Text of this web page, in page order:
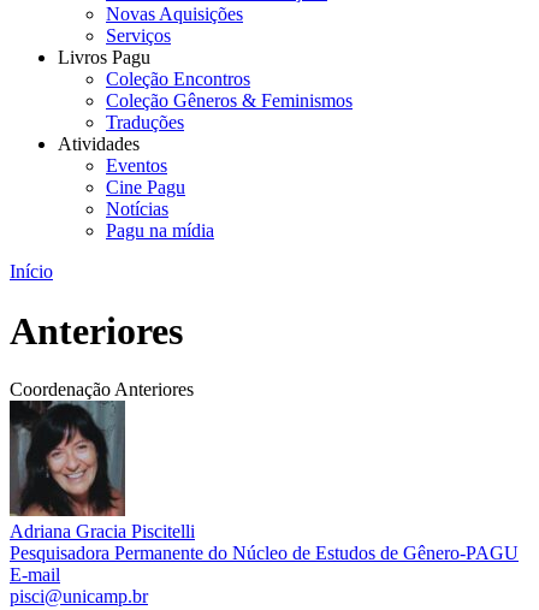
Novas Aquisições
Serviços
Livros Pagu
Coleção Encontros
Coleção Gêneros & Feminismos
Traduções
Atividades
Eventos
Cine Pagu
Notícias
Pagu na mídia
Início
Anteriores
Coordenação Anteriores
Adriana Gracia Piscitelli
Pesquisadora Permanente do Núcleo de Estudos de Gênero-PAGU
E-mail
pisci@unicamp.br